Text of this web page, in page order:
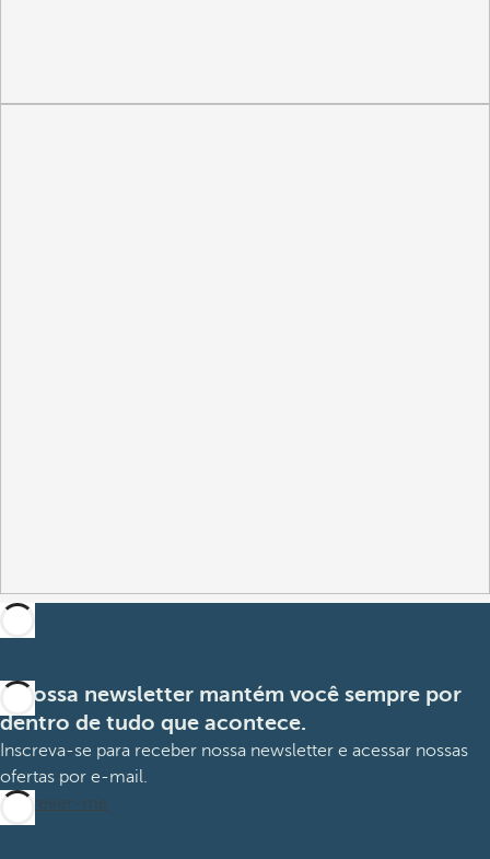
A nossa newsletter mantém você sempre por
dentro de tudo que acontece.
Inscreva-se para receber nossa newsletter e acessar nossas
ofertas por e-mail.
Inscrever-me